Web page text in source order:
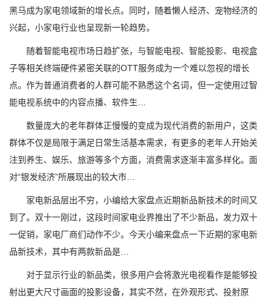
黑马成为家电领域新的增长点。同时，随着懒人经济、宠物经济的
兴起，小家电行业也呈现新一轮趋势。
随着智能电视市场日趋扩张，与智能电视、智能投影、电视盒
子等相关终端硬件紧密关联的OTT服务成为一个难以忽视的增长
点。作为普通消费者的人群可能不熟悉这个名词，但一定使用过智
能电视系统中的内容点播、软件生…
数量庞大的老年群体正慢慢的变成为现代消费的新用户，这类
群体不仅是局限于满足日常生活基本需求，有更多的老年人开始关
注到养生、娱乐、旅游等多个方面，消费需求逐渐丰富多样化。面
对“银发经济”所展现出的较大市…
家电新品层出不穷，小编给大家盘点近期新品新技术的时间又
到了。双十一刚过，这段时间家电业界推出了不少新品，发力双十
一促销，家电厂商们动作不少。今天小编来盘点一下近期的家电新
品新技术，其中有两款新品是…
对于显示行业的新品类，很多用户会将激光电视看作是能够投
射出更大尺寸画面的投影设备，其实不然，在外观形式、投射原